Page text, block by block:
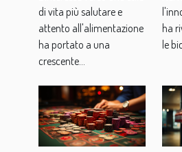
aria: cosa
considerare
di vita più salutare e
attento all'alimentazione
ha portato a una
crescente...
ha
le